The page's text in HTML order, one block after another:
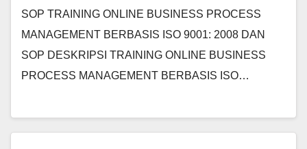
SOP TRAINING ONLINE BUSINESS PROCESS
MANAGEMENT BERBASIS ISO 9001: 2008 DAN
SOP DESKRIPSI TRAINING ONLINE BUSINESS
PROCESS MANAGEMENT BERBASIS ISO…